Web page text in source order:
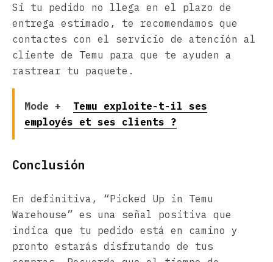
Si tu pedido no llega en el plazo de
entrega estimado, te recomendamos que
contactes con el servicio de atención al
cliente de Temu para que te ayuden a
rastrear tu paquete.
Mode +
Temu exploite-t-il ses
employés et ses clients ?
Conclusión
En definitiva, “Picked Up in Temu
Warehouse” es una señal positiva que
indica que tu pedido está en camino y
pronto estarás disfrutando de tus